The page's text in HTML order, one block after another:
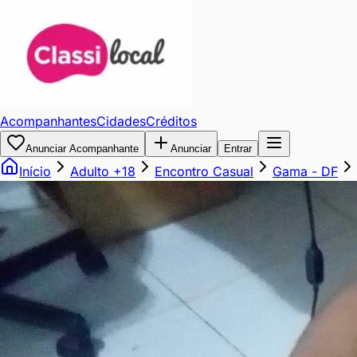
Homem
bom
de
cama
com
pau
grosso
e
exames
AcompanhantesCidadesCréditos
Anunciar Acompanhante Anunciar Entrar
Início Adulto +18 Encontro Casual Gama - DF